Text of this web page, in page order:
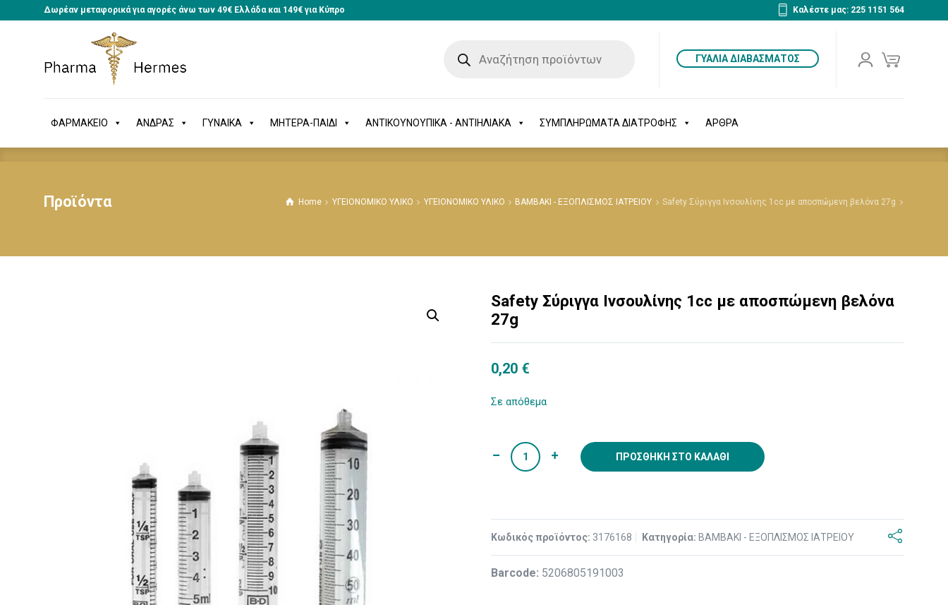
Δωρέαν μεταφορικά για αγορές άνω των 49€ Ελλάδα και 149€ για Κύπρο Καλέστε μας: 225 1151 564
ΓΥΑΛΙΑ ΔΙΑΒΑΣΜΑΤΟΣ
ΦΑΡΜΑΚΕΙΟ ΑΝΔΡΑΣ ΓΥΝΑΙΚΑ ΜΗΤΕΡΑ-ΠΑΙΔΙ ΑΝΤΙΚΟΥΝΟΥΠΙΚΑ - ΑΝΤΙΗΛΙΑΚΑ ΣΥΜΠΛΗΡΩΜΑΤΑ ΔΙΑΤΡΟΦΗΣ ΑΡΘΡΑ
ΦΑΡΜΑΚΕΙΟ ΑΝΔΡΑΣ ΓΥΝΑΙΚΑ ΜΗΤΕΡΑ-ΠΑΙΔΙ ΑΝΤΙΚΟΥΝΟΥΠΙΚΑ - ΑΝΤΙΗΛΙΑΚΑ ΣΥΜΠΛΗΡΩΜΑΤΑ ΔΙΑΤΡΟΦΗΣ ΑΡΘΡΑ
Προϊόντα Home ΥΓΕΙΟΝΟΜΙΚΟ ΥΛΙΚΟ ΥΓΕΙΟΝΟΜΙΚΟ ΥΛΙΚΟ ΒΑΜΒΑΚΙ - ΕΞΟΠΛΙΣΜΟΣ ΙΑΤΡΕΙΟΥ Safety Σύριγγα Ινσουλίνης 1cc με αποσπώμενη βελόνα 27g
Safety Σύριγγα Ινσουλίνης 1cc με αποσπώμενη βελόνα
27g
0,20 €
Σε απόθεμα
ΠΡΟΣΘΉΚΗ ΣΤΟ ΚΑΛΆΘΙ
Κωδικός προϊόντος: 3176168 Κατηγορία: ΒΑΜΒΑΚΙ - ΕΞΟΠΛΙΣΜΟΣ ΙΑΤΡΕΙΟΥ
Βarcode: 5206805191003